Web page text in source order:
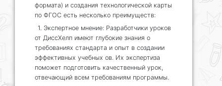
формата) и создания технологической карты
по ФГОС есть несколько преимуществ:
1. Экспертное мнение: Разработчики уроков
от ДиссХелп имеют глубокие знания о
требованиях стандарта и опыт в создании
эффективных учебных ов. Их экспертиза
поможет подготовить качественный урок,
отвечающий всем требованиям программы.